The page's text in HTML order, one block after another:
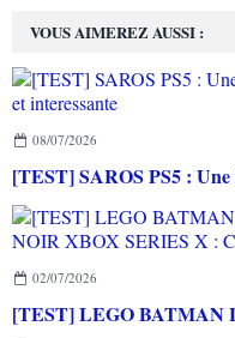
VOUS AIMEREZ AUSSI :
08/07/2026
02/07/2026